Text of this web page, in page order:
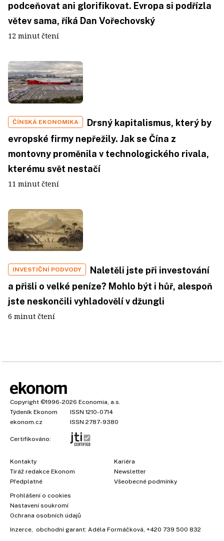
podceňovat ani glorifikovat. Evropa si podřízla
větev sama, říká Dan Vořechovský
12 minut čtení
ČÍNSKÁ EKONOMIKA
Drsný kapitalismus, který by
evropské firmy nepřežily. Jak se Čína z
montovny proměnila v technologického rivala,
kterému svět nestačí
11 minut čtení
INVESTIČNÍ PODVODY
Naletěli jste při investování
a přišli o velké peníze? Mohlo být i hůř, alespoň
jste neskončili vyhladovělí v džungli
6 minut čtení
Copyright ©1996-2026 Economia, a.s.
Týdeník Ekonom
ISSN 1210-0714
ekonom.cz
ISSN 2787-9380
Certifikováno:
Kontakty
Tiráž redakce Ekonom
Předplatné
Kariéra
Newsletter
Všeobecné podmínky
Prohlášení o cookies
Nastavení soukromí
Ochrana osobních údajů
Inzerce, obchodní garant: Adéla Formáčková, +420 739 500 832